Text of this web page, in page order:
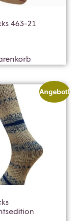
463-21
Angebot!